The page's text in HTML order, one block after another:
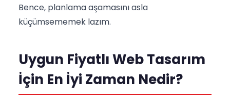
Bence, planlama aşamasını asla
küçümsememek lazım.
Uygun Fiyatlı Web Tasarım
İçin En İyi Zaman Nedir?